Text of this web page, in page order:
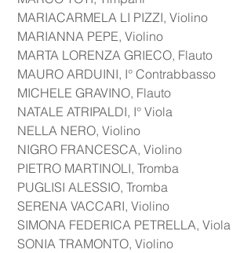
MARIACARMELA LI PIZZI, Violino
MARIANNA PEPE, Violino
MARTA LORENZA GRIECO, Flauto
MAURO ARDUINI, I° Contrabbasso
MICHELE GRAVINO, Flauto
NATALE ATRIPALDI, I° Viola
NELLA NERO, Violino
NIGRO FRANCESCA, Violino
PIETRO MARTINOLI, Tromba
PUGLISI ALESSIO, Tromba
SERENA VACCARI, Violino
SIMONA FEDERICA PETRELLA, Viola
SONIA TRAMONTO, Violino